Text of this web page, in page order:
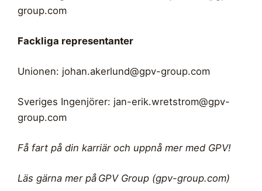
group.com
Fackliga representanter
Unionen: johan.akerlund@gpv-group.com
Sveriges Ingenjörer: jan-erik.wretstrom@gpv-
group.com
Få fart på din karriär och uppnå mer med GPV!
Läs gärna mer på GPV Group (gpv-group.com)